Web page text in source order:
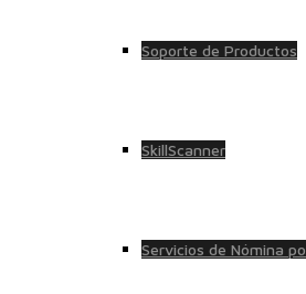
Soporte de Productos
SkillScanner
Servicios de Nómina